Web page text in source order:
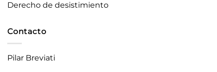
Derecho de desistimiento
Contacto
Pilar Breviati